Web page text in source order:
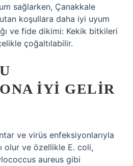
sağlarken, Çanakkale
koşullara daha iyi uyum
ve fide dikimi: Kekik bitkileri
çoğaltılabilir.
IYI GELIR
ve virüs enfeksiyonlarıyla
olur ve özellikle E. coli,
aureus gibi